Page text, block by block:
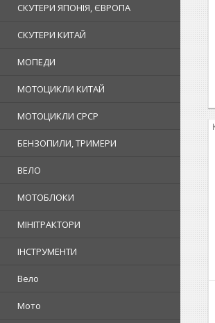
СКУТЕРИ ЯПОНІЯ, ЄВРОПА
СКУТЕРИ КИТАЙ
МОПЕДИ
МОТОЦИКЛИ КИТАЙ
МОТОЦИКЛИ СРСР
БЕНЗОПИЛИ, ТРИМЕРИ
ВЕЛО
МОТОБЛОКИ
МІНІТРАКТОРИ
ІНСТРУМЕНТИ
Вело
Мото